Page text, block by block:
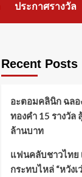
ประกาศรางวัล
Recent Posts
อะตอมคลินิก ฉล
ทองคำ 15 รางวัล
ล้านบาท
แฟนคลับชาวไทย
กระทบไหล่ “หวัง